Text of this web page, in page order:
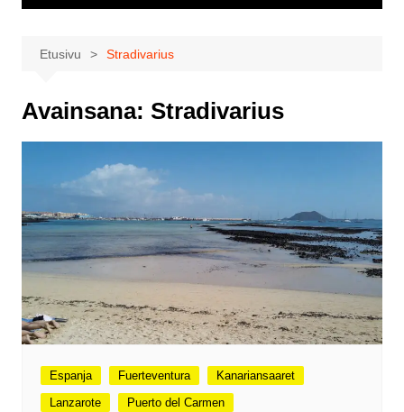
Etusivu Stradivarius
Avainsana: Stradivarius
Espanja Fuerteventura
Kanariansaaret
Lanzarote
Puerto del Carmen